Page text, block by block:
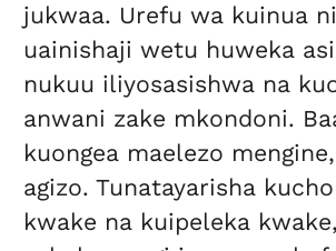
jukwaa. Urefu wa kuinua
uainishaji wetu huweka
nukuu iliyosasishwa na
anwani zake mkondoni.
kuongea maelezo
agizo. Tunatayarisha
kwake na kuipeleka